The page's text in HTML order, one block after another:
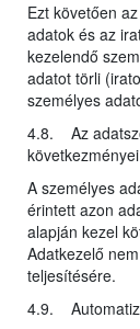
Ezt követően
adatok és az
kezelendő
adatot törli
személyes
4.8. Az
következményei
A személyes
érintett azon
alapján kezel
Adatkezelő
teljesítésére.
4.9.